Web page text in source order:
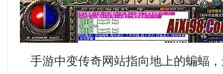
手游中变传奇网站指向地上的蝙蝠